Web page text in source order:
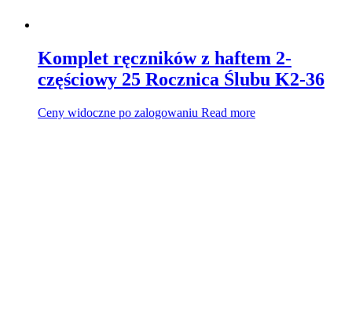
Komplet ręczników z haftem 2-
częściowy 25 Rocznica Ślubu K2-36
Ceny widoczne po zalogowaniu Read more